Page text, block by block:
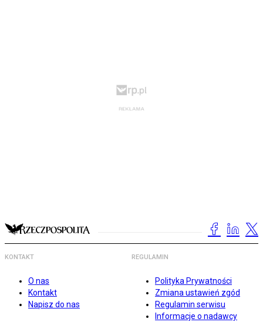
KONTAKT
O nas
Kontakt
Napisz do nas
REGULAMIN
Polityka Prywatności
Zmiana ustawień zgód
Regulamin serwisu
Informacje o nadawcy